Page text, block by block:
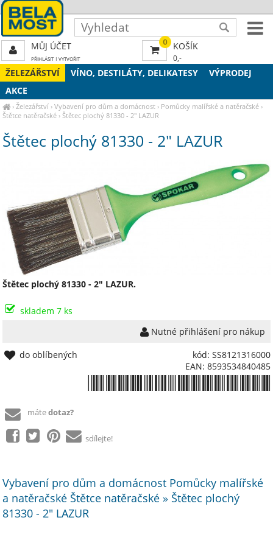
ŽELEZÁŘSTVÍ VÍNO, DESTILÁTY, DELIKATESY
VÝPRODEJ
AKCE
›Železářství ›Vybavení pro dům a domácnost › Pomůcky malířské a natěračské ›
Štětce natěračské ›Štětec plochý 81330 - 2" LAZUR
Štětec plochý 81330 - 2" LAZUR
Štětec plochý 81330 - 2" LAZUR.
skladem 7 ks
Nutné přihlášení pro nákup
kód: SS8121316000
EAN: 8593534840485
do oblíbených
mátedotaz?
sdílejte!
Vybavení pro dům a domácnost Pomůcky malířské
a natěračské Štětce natěračské » Štětec plochý
81330 - 2" LAZUR
0 KOŠÍK
0,-
MŮJ ÚČET
PŘIHLÁSIT| VYTVOŘIT